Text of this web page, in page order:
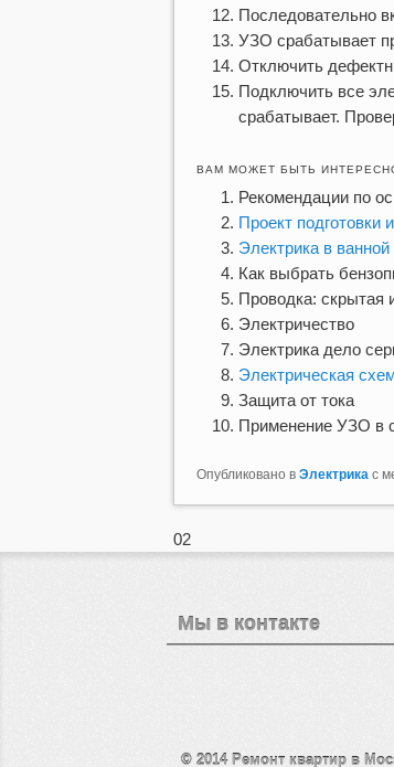
Последовательно
УЗО срабатывает
Отключить
Подключить все
срабатывает.
ВАМ МОЖЕТ БЫТЬ
Рекомендации по
Проект
Электрика в ванной
Как выбрать
Проводка: скрытая
Электричество
Электрика дело
Электрическая
Защита от тока
Применение УЗО в
Опубликовано в Электрика с
02
Мы в контакте
© 2014 Ремонт квартир в